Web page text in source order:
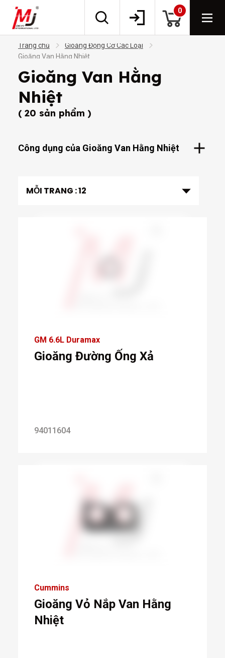
0
Trang chủ
Gioăng Động Cơ Các Loại
Gioăng Van Hằng Nhiệt
Gioăng Van Hằng
Nhiệt
( 20 sản phẩm )
Công dụng của Gioăng Van Hằng Nhiệt
MỖI TRANG :12
GM 6.6L Duramax
Gioăng Đường Ống Xả
94011604
Cummins
Gioăng Vỏ Nắp Van Hằng
Nhiệt